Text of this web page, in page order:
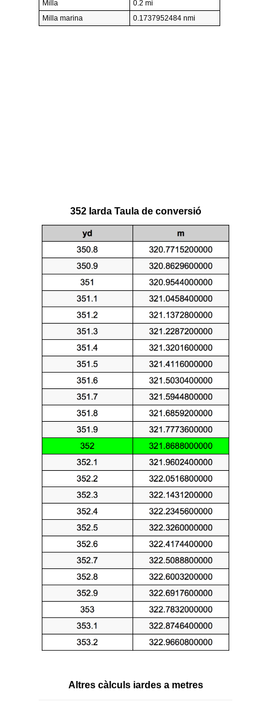
Milla
0.2 mi
Milla marina
0.1737952484 nmi
352 Iarda Taula de conversió
Altres càlculs iardes a metres